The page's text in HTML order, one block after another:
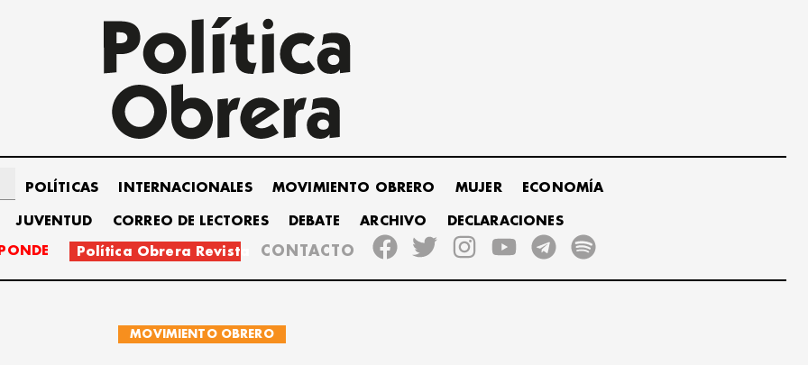
POLÍTICAS INTERNACIONALES MOVIMIENTO OBRERO MUJER ECONOMÍA
JUVENTUD CORREO DE LECTORES DEBATE ARCHIVO DECLARACIONES
Política Obrera Revista CONTACTO
MOVIMIENTO OBRERO